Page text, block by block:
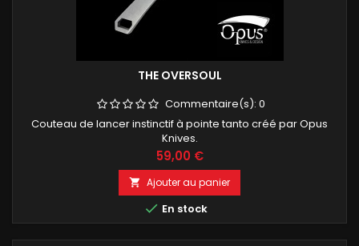
THE OVERSOUL
Commentaire(s): 0
Couteau de lancer instinctif à pointe tanto créé par Opus
Knives.
Prix
59,00 €
 Ajouter au panier
 En stock